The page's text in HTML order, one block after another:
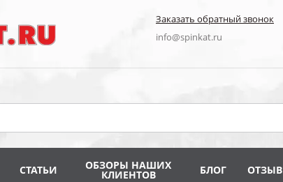
Заказать обратный звонок
info@spinkat.ru
СТАТЬИ ОБЗОРЫ НАШИХ
КЛИЕНТОВ БЛОГ